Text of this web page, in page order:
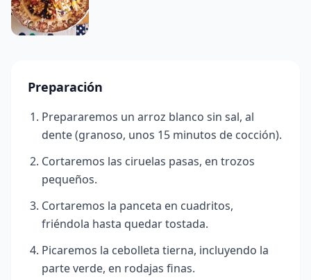
Preparación
Prepararemos un arroz blanco sin sal, al
dente (granoso, unos 15 minutos de cocción).
Cortaremos las ciruelas pasas, en trozos
pequeños.
Cortaremos la panceta en cuadritos,
friéndola hasta quedar tostada.
Picaremos la cebolleta tierna, incluyendo la
parte verde, en rodajas finas.